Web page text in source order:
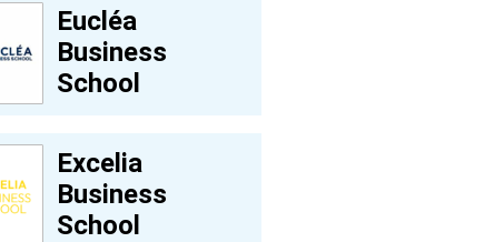
Eucléa
Business
School
Excelia
Business
School